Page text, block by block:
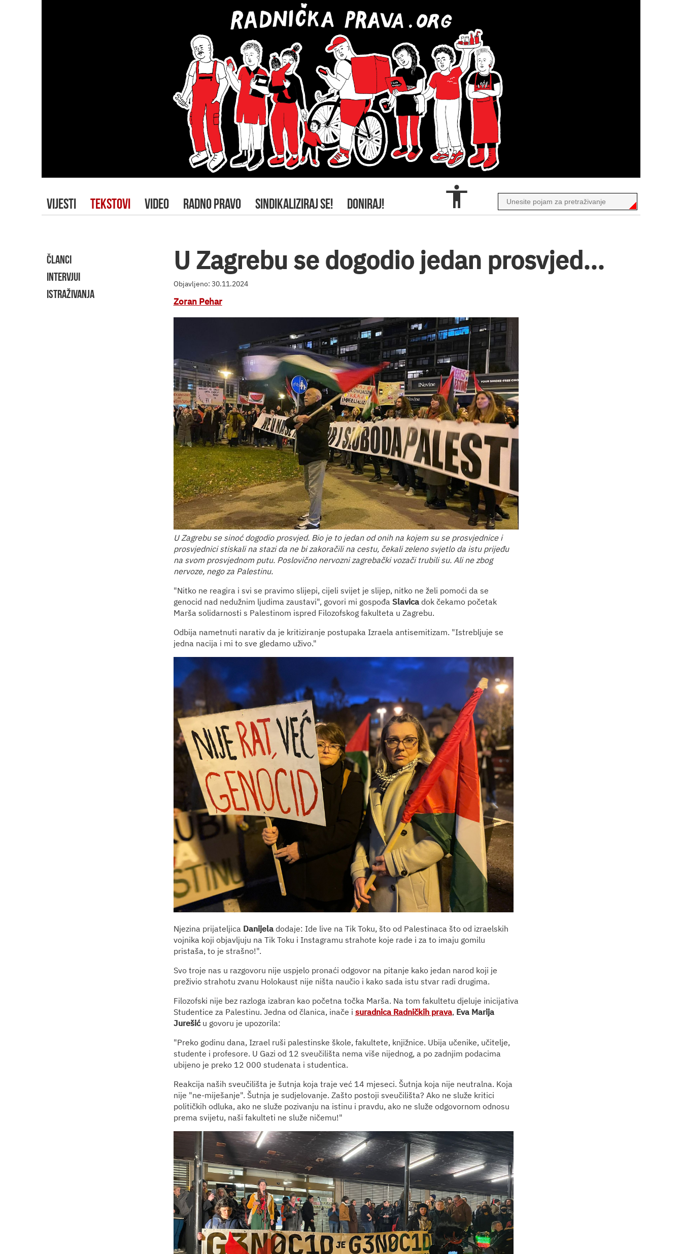
VIJESTI TEKSTOVI VIDEO RADNO PRAVO SINDIKALIZIRAJ SE! DONIRAJ!
ČLANCI
INTERVJUI
ISTRAŽIVANJA
U Zagrebu se dogodio jedan prosvjed...
Objavljeno: 30.11.2024
Zoran Pehar
U Zagrebu se sinoć dogodio prosvjed. Bio je to jedan od onih na kojem su se prosvjednice i
prosvjednici stiskali na stazi da ne bi zakoračili na cestu, čekali zeleno svjetlo da istu prijeđu
na svom prosvjednom putu. Poslovično nervozni zagrebački vozači trubili su. Ali ne zbog
nervoze, nego za Palestinu.
"Nitko ne reagira i svi se pravimo slijepi, cijeli svijet je slijep, nitko ne želi pomoći da se
genocid nad nedužnim ljudima zaustavi", govori mi gospođa Slavicadok čekamo početak
Marša solidarnosti s Palestinom ispred Filozofskog fakulteta u Zagrebu.
Odbija nametnuti narativ da je kritiziranje postupaka Izraela antisemitizam. "Istrebljuje se
jedna nacija i mi to sve gledamo uživo."
Njezina prijateljica Danijeladodaje: Ide live na Tik Toku, što od Palestinaca što od izraelskih
vojnika koji objavljuju na Tik Toku i Instagramu strahote koje rade i za to imaju gomilu
pristaša, to je strašno!".
Svo troje nas u razgovoru nije uspjelo pronaći odgovor na pitanje kako jedan narod koji je
preživio strahotu zvanu Holokaust nije ništa naučio i kako sada istu stvar radi drugima.
Filozofski nije bez razloga izabran kao početna točka Marša. Na tom fakultetu djeluje inicijativa
Studentice za Palestinu. Jedna od članica, inače i suradnica Radničkih prava, Eva Marija
Jurešiću govoru je upozorila:
"Preko godinu dana, Izrael ruši palestinske škole, fakultete, knjižnice. Ubija učenike, učitelje,
studente i profesore. U Gazi od 12 sveučilišta nema više nijednog, a po zadnjim podacima
ubijeno je preko 12 000 studenata i studentica.
Reakcija naših sveučilišta je šutnja koja traje već 14 mjeseci. Šutnja koja nije neutralna. Koja
nije "ne-miješanje". Šutnja je sudjelovanje. Zašto postoji sveučilišta? Ako ne služe kritici
političkih odluka, ako ne služe pozivanju na istinu i pravdu, ako ne služe odgovornom odnosu
prema svijetu, naši fakulteti ne služe ničemu!"